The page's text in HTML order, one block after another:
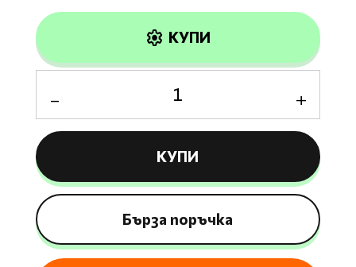
settings КУПИ
Лицензирана
акумулаторна
кола
Mercedes-
Benz
CLS
350,
12V7Ah,
КУПИ
Бърза поръчка